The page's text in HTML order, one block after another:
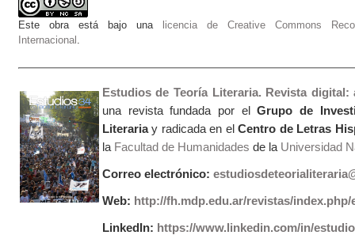
Este obra está bajo una
licencia de Creative Commons
Internacional
Estudios de Teoría Literaria. Revista
una revista fundada por elGrupo de
Literariay radicada en elCentro de Letras
la Facultad de Humanidades de laUniversidad
Correo electrónico:
Web: http://fh.mdp.edu.ar/revistas/index.php/
LinkedIn: https://www.linkedin.com/in/